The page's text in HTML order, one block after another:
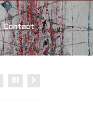
Contact